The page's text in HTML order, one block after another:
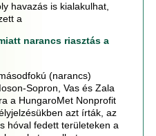
havazás is kialakulhat,
a
narancs riasztás a
(narancs)
Sopron, Vas és Zala
a HungaroMet Nonprofit
azt írták, az
hóval fedett területeken a